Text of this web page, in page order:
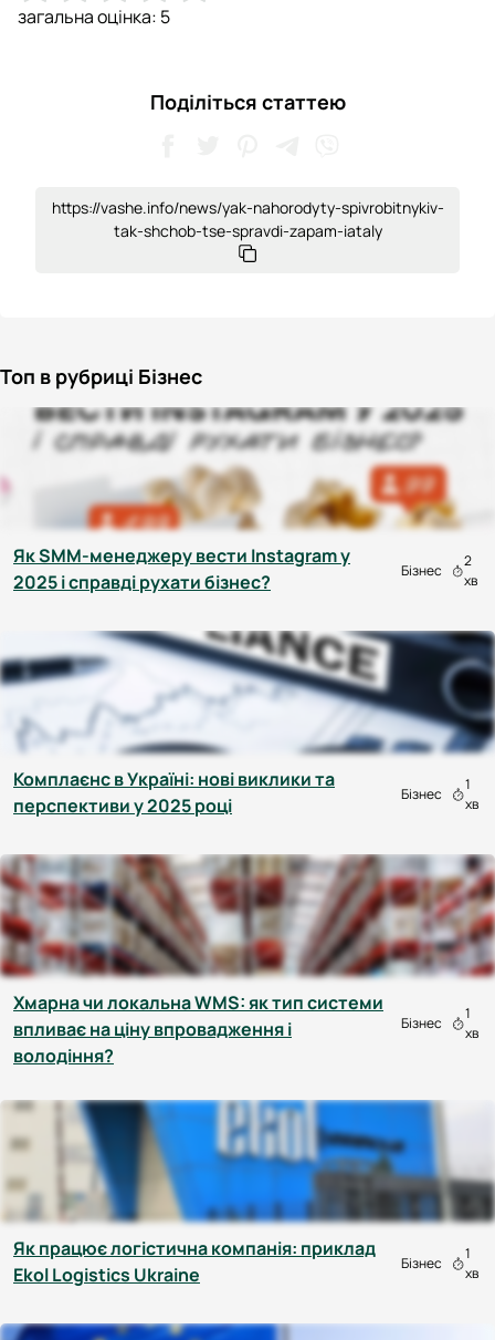
загальна оцінка: 5
Поділіться статтею
https://vashe.info/news/yak-nahorodyty-spivrobitnykiv-
tak-shchob-tse-spravdi-zapam-iataly
Топ в рубриці Бізнес
Як SMM-менеджеру вести Instagram у
2025 і справді рухати бізнес?
Бізнес
2
хв
Комплаєнс в Україні: нові виклики та
перспективи у 2025 році
Бізнес
1
хв
Хмарна чи локальна WMS: як тип системи
впливає на ціну впровадження і
володіння?
Бізнес
1
хв
Як працює логістична компанія: приклад
Ekol Logistics Ukraine
Бізнес
1
хв